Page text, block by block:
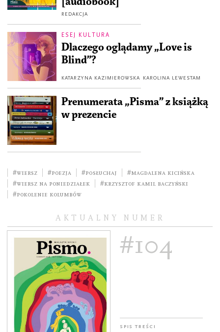
REDAKCJA
ESEJ KULTURA
Dlaczego oglądamy „Love is
Blind”?
KATARZYNA KAZIMIEROWSKA KAROLINA LEWESTAM
Prenumerata „Pisma” z książką
w prezencie
#wiersz #poezja #posłuchaj
#Magdalena Kicińska
#wiersz na poniedziałek
#Krzysztof Kamil Baczyński
#Pokolenie Kolumbów
AKTUALNY NUMER
#104
Spis treści